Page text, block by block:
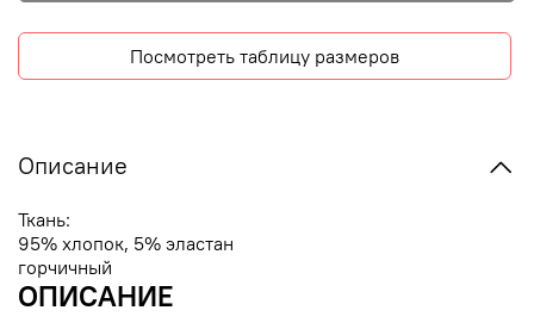
Посмотреть таблицу размеров
Описание
Ткань:
95% хлопок, 5% эластан
горчичный
ОПИСАНИЕ